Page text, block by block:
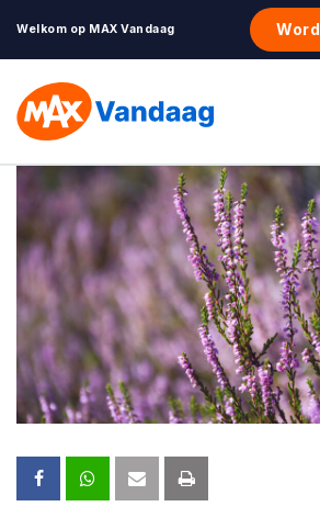
Welkom op MAX Vandaag